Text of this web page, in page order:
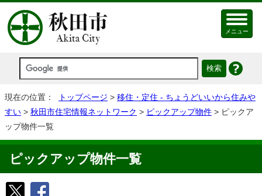
メニュー
現在の位置： トップページ > 移住・定住 - ちょうどいいから住みや
すい > 秋田市住宅情報ネットワーク > ピックアップ物件 > ピックア
ップ物件一覧
ピックアップ物件一覧